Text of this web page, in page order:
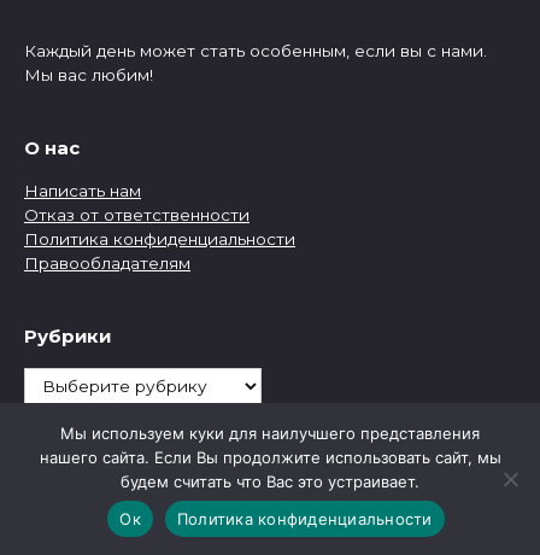
Каждый день может стать особенным, если вы с нами.
Мы вас любим!
О нас
Написать нам
Отказ от ответственности
Политика конфиденциальности
Правообладателям
Рубрики
Рубрики
Мы используем куки для наилучшего представления
нашего сайта. Если Вы продолжите использовать сайт, мы
будем считать что Вас это устраивает.
Ок
Политика конфиденциальности